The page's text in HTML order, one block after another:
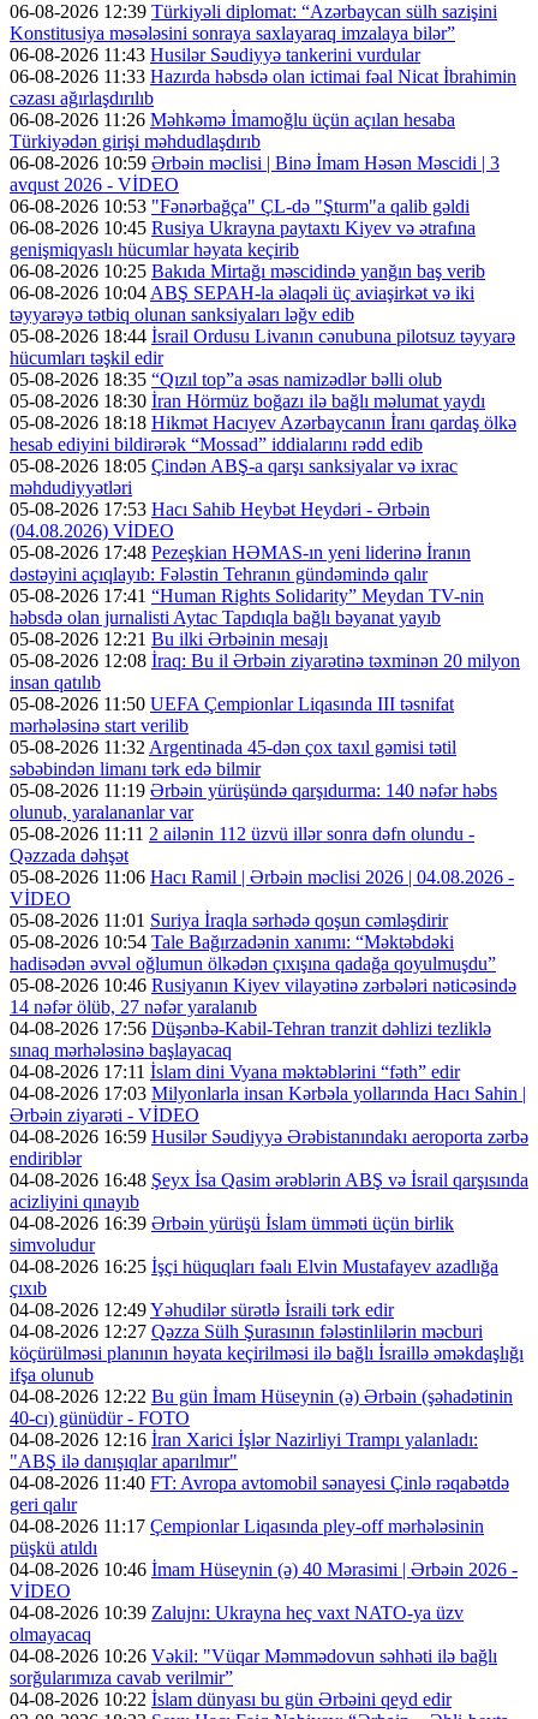
06-08-2026 12:39 Türkiyəli diplomat: “Azərbaycan sülh sazişini
Konstitusiya məsələsini sonraya saxlayaraq imzalaya bilər”
06-08-2026 11:43 Husilər Səudiyyə tankerini vurdular
06-08-2026 11:33 Hazırda həbsdə olan ictimai fəal Nicat İbrahimin
cəzası ağırlaşdırılıb
06-08-2026 11:26 Məhkəmə İmamoğlu üçün açılan hesaba
Türkiyədən girişi məhdudlaşdırıb
06-08-2026 10:59 Ərbəin məclisi | Binə İmam Həsən Məscidi | 3
avqust 2026 - VİDEO
06-08-2026 10:53 "Fənərbağça" ÇL-də "Şturm"a qalib gəldi
06-08-2026 10:45 Rusiya Ukrayna paytaxtı Kiyev və ətrafına
genişmiqyaslı hücumlar həyata keçirib
06-08-2026 10:25 Bakıda Mirtağı məscidində yanğın baş verib
06-08-2026 10:04 ABŞ SEPAH-la əlaqəli üç aviaşirkət və iki
təyyarəyə tətbiq olunan sanksiyaları ləğv edib
05-08-2026 18:44 İsrail Ordusu Livanın cənubuna pilotsuz təyyarə
hücumları təşkil edir
05-08-2026 18:35 “Qızıl top”a əsas namizədlər bəlli olub
05-08-2026 18:30 İran Hörmüz boğazı ilə bağlı məlumat yaydı
05-08-2026 18:18 Hikmət Hacıyev Azərbaycanın İranı qardaş ölkə
hesab ediyini bildirərək “Mossad” iddialarını rədd edib
05-08-2026 18:05 Çindən ABŞ-a qarşı sanksiyalar və ixrac
məhdudiyyətləri
05-08-2026 17:53 Hacı Sahib Heybət Heydəri - Ərbəin
(04.08.2026) VİDEO
05-08-2026 17:48 Pezeşkian HƏMAS-ın yeni liderinə İranın
dəstəyini açıqlayıb: Fələstin Tehranın gündəmində qalır
05-08-2026 17:41 “Human Rights Solidarity” Meydan TV-nin
həbsdə olan jurnalisti Aytac Tapdıqla bağlı bəyanat yayıb
05-08-2026 12:21 Bu ilki Ərbəinin mesajı
05-08-2026 12:08 İraq: Bu il Ərbəin ziyarətinə təxminən 20 milyon
insan qatılıb
05-08-2026 11:50 UEFA Çempionlar Liqasında III təsnifat
mərhələsinə start verilib
05-08-2026 11:32 Argentinada 45-dən çox taxıl gəmisi tətil
səbəbindən limanı tərk edə bilmir
05-08-2026 11:19 Ərbəin yürüşündə qarşıdurma: 140 nəfər həbs
olunub, yaralananlar var
05-08-2026 11:11 2 ailənin 112 üzvü illər sonra dəfn olundu -
Qəzzada dəhşət
05-08-2026 11:06 Hacı Ramil | Ərbəin məclisi 2026 | 04.08.2026 -
VİDEO
05-08-2026 11:01 Suriya İraqla sərhədə qoşun cəmləşdirir
05-08-2026 10:54 Tale Bağırzadənin xanımı: “Məktəbdəki
hadisədən əvvəl oğlumun ölkədən çıxışına qadağa qoyulmuşdu”
05-08-2026 10:46 Rusiyanın Kiyev vilayətinə zərbələri nəticəsində
14 nəfər ölüb, 27 nəfər yaralanıb
04-08-2026 17:56 Düşənbə-Kabil-Tehran tranzit dəhlizi tezliklə
sınaq mərhələsinə başlayacaq
04-08-2026 17:11 İslam dini Vyana məktəblərini “fəth” edir
04-08-2026 17:03 Milyonlarla insan Kərbəla yollarında Hacı Sahin |
Ərbəin ziyarəti - VİDEO
04-08-2026 16:59 Husilər Səudiyyə Ərəbistanındakı aeroporta zərbə
endiriblər
04-08-2026 16:48 Şeyx İsa Qasim ərəblərin ABŞ və İsrail qarşısında
acizliyini qınayıb
04-08-2026 16:39 Ərbəin yürüşü İslam ümməti üçün birlik
simvoludur
04-08-2026 16:25 İşçi hüquqları fəalı Elvin Mustafayev azadlığa
çıxıb
04-08-2026 12:49Yəhudilər sürətlə İsraili tərk edir
04-08-2026 12:27 Qəzza Sülh Şurasının fələstinlilərin məcburi
köçürülməsi planının həyata keçirilməsi ilə bağlı İsraillə əməkdaşlığı
ifşa olunub
04-08-2026 12:22 Bu gün İmam Hüseynin (ə) Ərbəin (şəhadətinin
40-cı) günüdür - FOTO
04-08-2026 12:16 İran Xarici İşlər Nazirliyi Trampı yalanladı:
"ABŞ ilə danışıqlar aparılmır"
04-08-2026 11:40 FT: Avropa avtomobil sənayesi Çinlə rəqabətdə
geri qalır
04-08-2026 11:17 Çempionlar Liqasında pley-off mərhələsinin
püşkü atıldı
04-08-2026 10:46 İmam Hüseynin (ə) 40 Mərasimi | Ərbəin 2026 -
VİDEO
04-08-2026 10:39 Zalujnı: Ukrayna heç vaxt NATO-ya üzv
olmayacaq
04-08-2026 10:26 Vəkil: "Vüqar Məmmədovun səhhəti ilə bağlı
sorğularımıza cavab verilmir”
04-08-2026 10:22 İslam dünyası bu gün Ərbəini qeyd edir